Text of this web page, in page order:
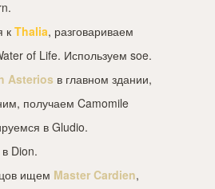
к Thalia, разговариваем
of Life. Используем soe.
Asterios в главном здании,
получаем Camomile
в Gludio.
Dion.
ищем Master Cardien,